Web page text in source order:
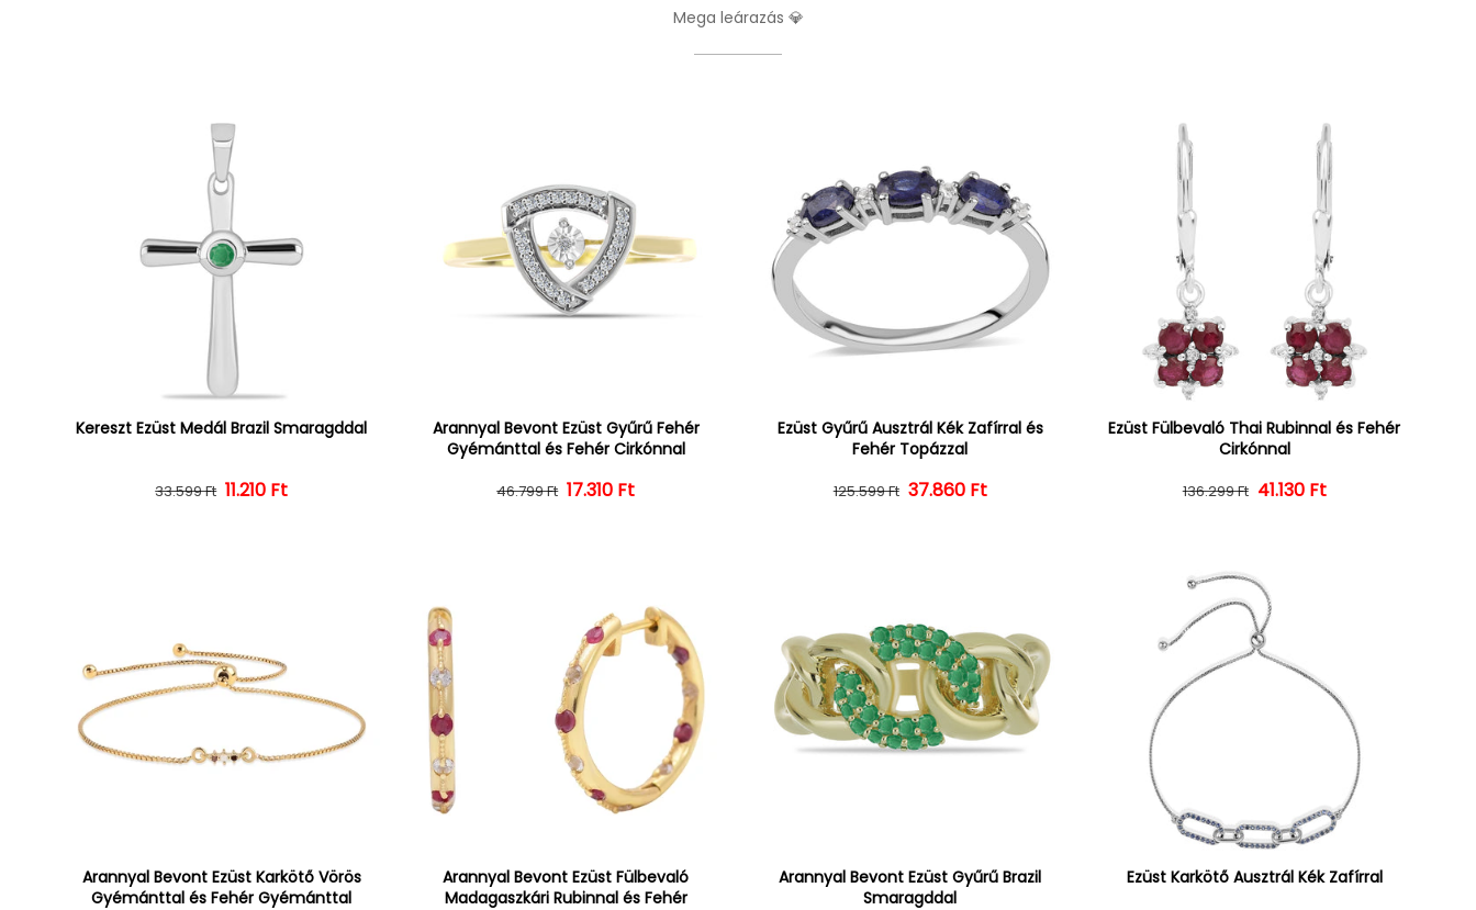
Mega leárazás 💎
Kereszt Ezüst Medál Brazil Smaragddal
Normál ár
33.599 Ft Kedvezményes ár
11.210 Ft
Arannyal Bevont Ezüst Gyűrű Fehér
Gyémánttal és Fehér Cirkónnal
Normál ár
46.799 Ft Kedvezményes ár
17.310 Ft
Ezüst Gyűrű Ausztrál Kék Zafírral és
Fehér Topázzal
Normál ár
125.599 Ft Kedvezményes ár
37.860 Ft
Ezüst Fülbevaló Thai Rubinnal és Fehér
Cirkónnal
Normál ár
136.299 Ft Kedvezményes ár
41.130 Ft
Arannyal Bevont Ezüst Karkötő Vörös
Gyémánttal és Fehér Gyémánttal
Arannyal Bevont Ezüst Fülbevaló
Madagaszkári Rubinnal és Fehér
Arannyal Bevont Ezüst Gyűrű Brazil
Smaragddal
Ezüst Karkötő Ausztrál Kék Zafírral